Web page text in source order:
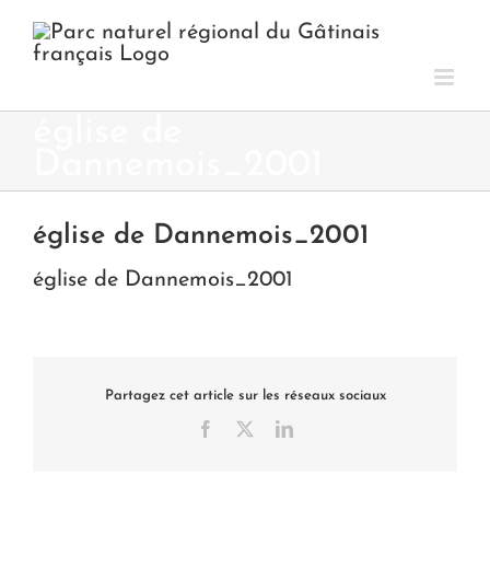
contenu
église de Dannemois_2001
église de Dannemois_2001
Partagez cet article sur les réseaux sociaux
Facebook LinkedIn